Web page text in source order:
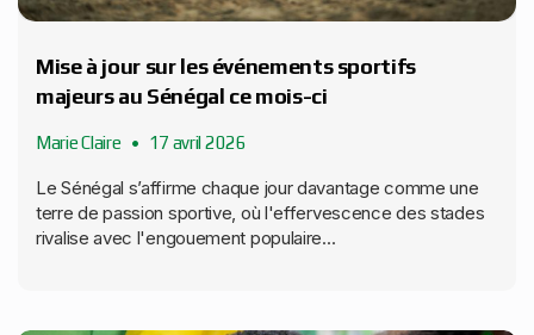
Mise à jour sur les événements sportifs
majeurs au Sénégal ce mois-ci
Marie Claire 17 avril 2026
Le Sénégal s’affirme chaque jour davantage comme une
terre de passion sportive, où l'effervescence des stades
rivalise avec l'engouement populaire...